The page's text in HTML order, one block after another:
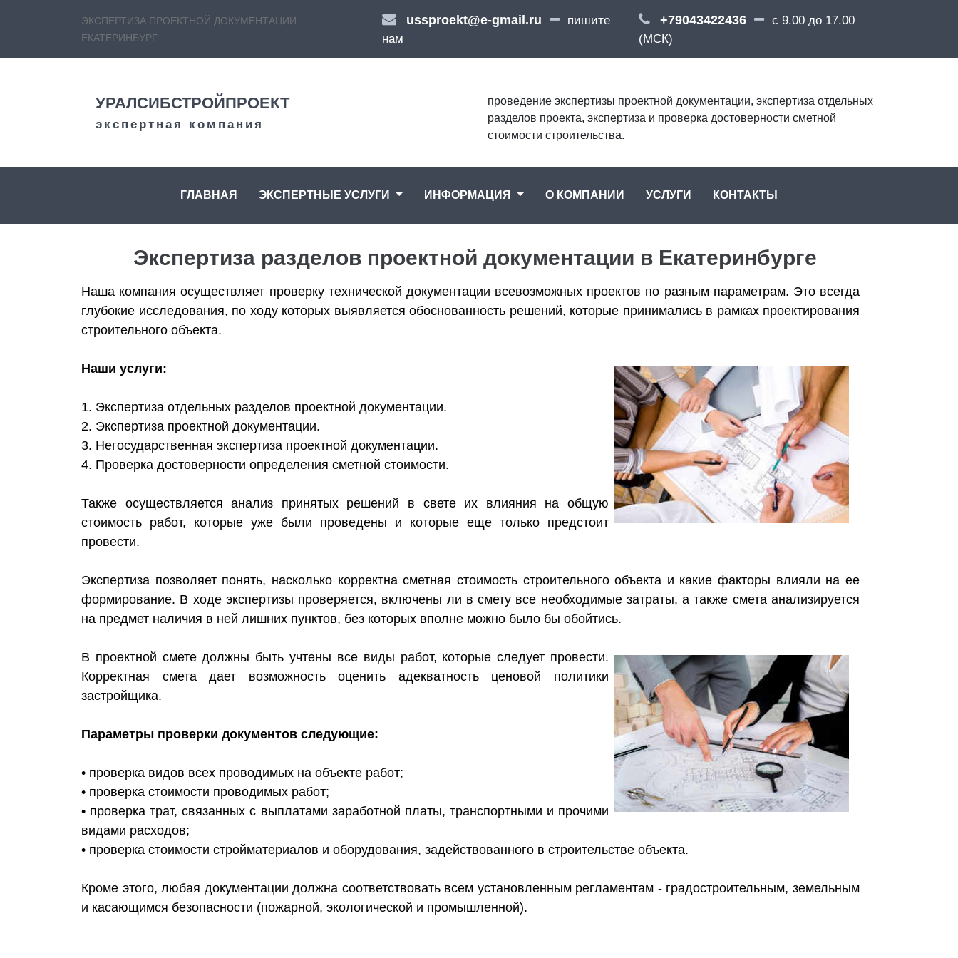
ЭКСПЕРТИЗА ПРОЕКТНОЙ ДОКУМЕНТАЦИИ
ЕКАТЕРИНБУРГ
ussproekt@e-gmail.ru
пишите
нам
+79043422436
с 9.00 до 17.00
(МСК)
УРАЛСИБСТРОЙПРОЕКТ
экспертная компания
проведение экспертизы проектной документации, экспертиза отдельных
разделов проекта, экспертиза и проверка достоверности сметной
стоимости строительства.
ГЛАВНАЯ ЭКСПЕРТНЫЕ УСЛУГИ ИНФОРМАЦИЯ О КОМПАНИИ УСЛУГИ КОНТАКТЫ
Экспертиза разделов проектной документации в Екатеринбурге
Наша компания осуществляет проверку технической документации всевозможных проектов по разным параметрам. Это всегда
глубокие исследования, по ходу которых выявляется обоснованность решений, которые принимались в рамках проектирования
строительного объекта.
Наши услуги:
1. Экспертиза отдельных разделов проектной документации.
2. Экспертиза проектной документации.
3. Негосударственная экспертиза проектной документации.
4. Проверка достоверности определения сметной стоимости.
Также осуществляется анализ принятых решений в свете их влияния на общую
стоимость работ, которые уже были проведены и которые еще только предстоит
провести.
Экспертиза позволяет понять, насколько корректна сметная стоимость строительного объекта и какие факторы влияли на ее
формирование. В ходе экспертизы проверяется, включены ли в смету все необходимые затраты, а также смета анализируется
на предмет наличия в ней лишних пунктов, без которых вполне можно было бы обойтись.
В проектной смете должны быть учтены все виды работ, которые следует провести.
Корректная смета дает возможность оценить адекватность ценовой политики
застройщика.
Параметры проверки документов следующие:
• проверка видов всех проводимых на объекте работ;
• проверка стоимости проводимых работ;
• проверка трат, связанных с выплатами заработной платы, транспортными и прочими
видами расходов;
• проверка стоимости стройматериалов и оборудования, задействованного в строительстве объекта.
Кроме этого, любая документации должна соответствовать всем установленным регламентам - градостроительным, земельным
и касающимся безопасности (пожарной, экологической и промышленной).